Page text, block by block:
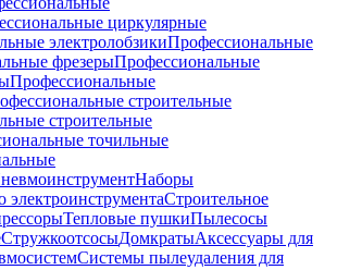
циркулярные
электролобзикиПрофессиональные
фрезерыПрофессиональные
Профессиональные
строительные
строительные
точильные
Наборы
электроинструментаСтроительное
Тепловые пушкиПылесосы
СтружкоотсосыДомкратыАксессуары для
Системы пылеудаления для